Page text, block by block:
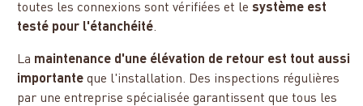
toutes les connexions sont vérifiées et lesystème est
testé pour l'étanchéité.
La maintenance d'une élévation de retour est tout aussi
importante que l'installation. Des inspections régulières
par une entreprise spécialisée garantissent que tous les